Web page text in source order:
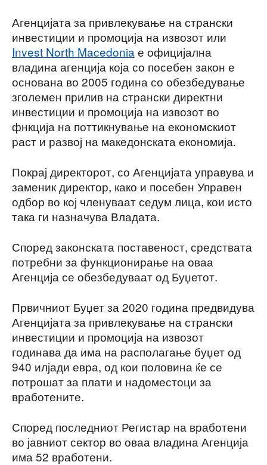
Агенцијата за привлекување на странски
инвестиции и промоција на извозот или
Invest North Macedonia е официјална
владина агенција која со посебен закон е
основана во 2005 година со обезбедување
зголемен прилив на странски директни
инвестиции и промоција на извозот во
фнкција на поттикнување на економскиот
раст и развој на македонската економија.
Покрај директорот, со Агенцијата управува и
заменик директор, како и посебен Управен
одбор во кој членуваат седум лица, кои исто
така ги назначува Владата.
Според законската поставеност, средствата
потребни за функционирање на оваа
Агенција се обезбедуваат од Буџетот.
Првичниот Буџет за 2020 година предвидува
Агенцијата за привлекување на странски
инвестиции и промоција на извозот
годинава да има на располагање буџет од
940 илјади евра, од кои половина ќе се
потрошат за плати и надоместоци за
вработените.
Според последниот Регистар на вработени
во јавниот сектор во оваа владина Агенција
има 52 вработени.